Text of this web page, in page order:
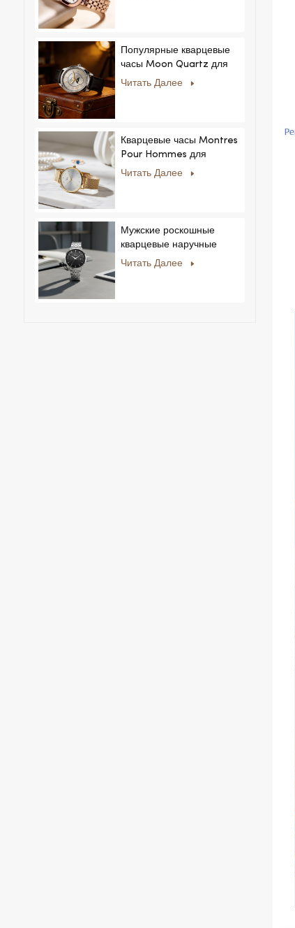
Популярные кварцевые
часы Moon Quartz для
бизнеса, простые и
Читать Далее
Кварцевые часы Montres
Pour Hommes для
мужчин и женщин,
стразами, новый
специальный циферблат.
Читать Далее
Мужские роскошные
кварцевые наручные
часы с ремешком из
Читать Далее